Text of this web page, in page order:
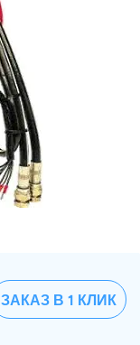
ЗАКАЗ В 1 КЛИК